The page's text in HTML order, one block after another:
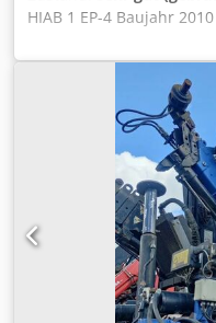
HIAB 1 EP-4 Baujahr
6. Funktion
2200 Herentals Belgien